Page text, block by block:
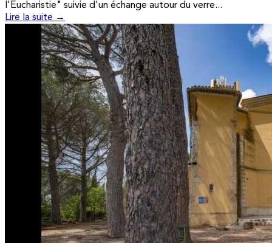
l'Eucharistie" suivie d'un échange autour du verre...
Lire la suite →